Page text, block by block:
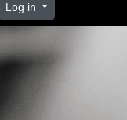
Log in